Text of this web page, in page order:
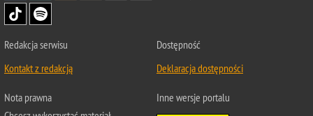
Redakcja serwisu
Kontakt z redakcją
Dostępność
Deklaracja dostępności
Nota prawna
Inne wersje portalu